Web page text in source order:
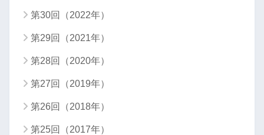
第30回（2022年）
第29回（2021年）
第28回（2020年）
第27回（2019年）
第26回（2018年）
第25回（2017年）